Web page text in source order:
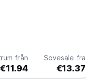
från
€11.94
Sovesale fra
€13.37